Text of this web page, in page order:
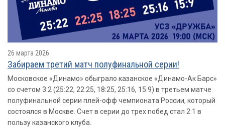
26 марта 2026
Забираем третий матч полуфинальной серии!
Московское «Динамо» обыграло казанское «Динамо-Ак Барс»
со счетом 3:2 (25:22, 22:25, 18:25, 25:16, 15:9) в третьем матче
полуфинальной серии плей-офф чемпионата России, который
состоялся в Москве. Счет в серии до трех побед стал 2:1 в
пользу казанского клуба.